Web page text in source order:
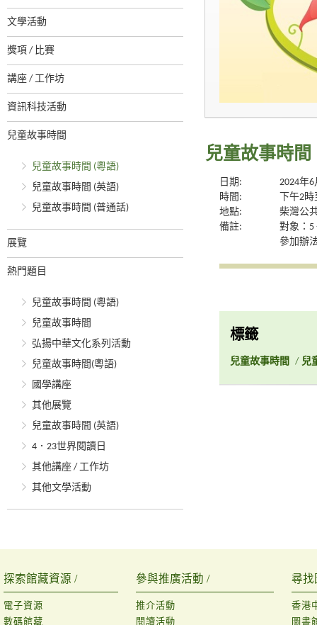
文學活動
獎項 / 比賽
講座 / 工作坊
資訊科技活動
兒童故事時間
兒童故事時間 (粵語)
兒童故事時間 (英語)
兒童故事時間 (普通話)
展覽
熱門題目
兒童故事時間 (粵語)
兒童故事時間
弘揚中華文化系列活動
兒童故事時間(粵語)
國學講座
其他展覽
兒童故事時間 (英語)
4．23世界閱讀日
其他講座 / 工作坊
其他文學活動
兒童故事時間
日期:
2024年
時間:
下午2
地點:
柴灣公
備註:
對象：5
參加辦
標籤
兒童故事時間 / 兒
探索館藏資源 /
電子資源
數碼館藏
參與推廣活動 /
推介活動
閱讀活動
尋找
香港
圖書